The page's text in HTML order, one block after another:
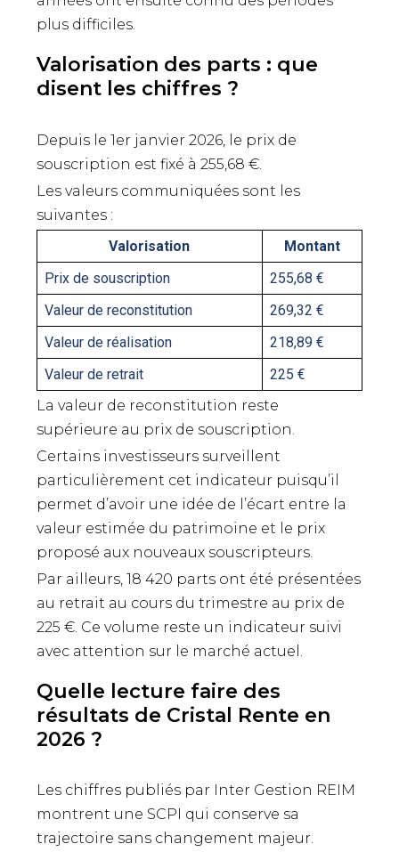
plus difficiles.
Valorisation des parts : que
disent les chiffres ?
Depuis le 1er janvier 2026, le prix de
souscription est fixé à 255,68 €.
Les valeurs communiquées sont les
suivantes :
Valorisation
Montant
Prix de souscription
255,68 €
Valeur de reconstitution
269,32 €
Valeur de réalisation
218,89 €
Valeur de retrait
225 €
La valeur de reconstitution reste
supérieure au prix de souscription.
Certains investisseurs surveillent
particulièrement cet indicateur puisqu’il
permet d’avoir une idée de l’écart entre la
valeur estimée du patrimoine et le prix
proposé aux nouveaux souscripteurs.
Par ailleurs, 18 420 parts ont été présentées
au retrait au cours du trimestre au prix de
225 €. Ce volume reste un indicateur suivi
avec attention sur le marché actuel.
Quelle lecture faire des
résultats de Cristal Rente en
2026 ?
Les chiffres publiés par Inter Gestion REIM
montrent une SCPI qui conserve sa
trajectoire sans changement majeur.